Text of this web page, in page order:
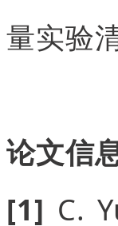
量实验
论文信
[1] C.